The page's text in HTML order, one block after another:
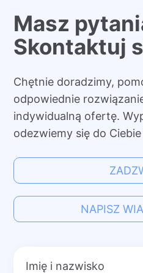
Masz
Skontaktuj
Chętnie doradzimy,
odpowiednie
indywidualną ofertę.
odezwiemy się do
NAPISZ
Imię i nazwisko